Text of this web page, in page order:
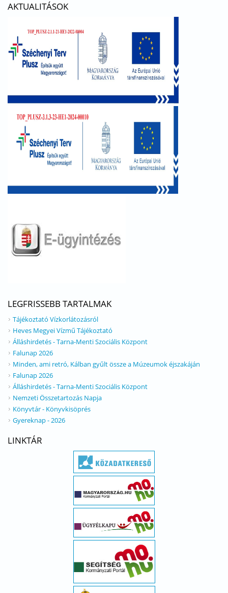
AKTUALITÁSOK
LEGFRISSEBB TARTALMAK
Tájékoztató Vízkorlátozásról
Heves Megyei Vízmű Tájékoztató
Álláshirdetés - Tarna-Menti Szociális Központ
Falunap 2026
Minden, ami retró, Kálban gyűlt össze a Múzeumok éjszakáján
Falunap 2026
Álláshirdetés - Tarna-Menti Szociális Központ
Nemzeti Összetartozás Napja
Könyvtár - Könyvkisöprés
Gyereknap - 2026
LINKTÁR